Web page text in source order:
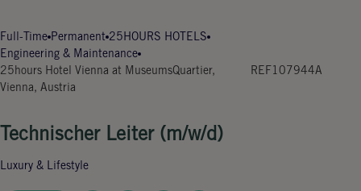
Full-Time Permanent 25HOURS HOTELS
Engineering & Maintenance
25hours Hotel Vienna at MuseumsQuartier,
Vienna, Austria
REF107944A
Technischer Leiter (m/w/d)
Luxury & Lifestyle